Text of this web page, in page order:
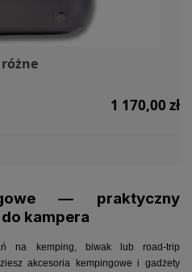
1 170,00 zł
— praktyczny
kampera
na kemping, biwak lub road-trip
akcesoria kempingowe i gadżety